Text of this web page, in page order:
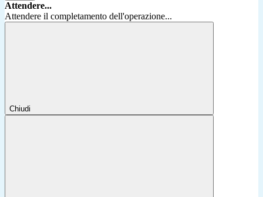
Attendere...
Attendere il completamento dell'operazione...
Chiudi